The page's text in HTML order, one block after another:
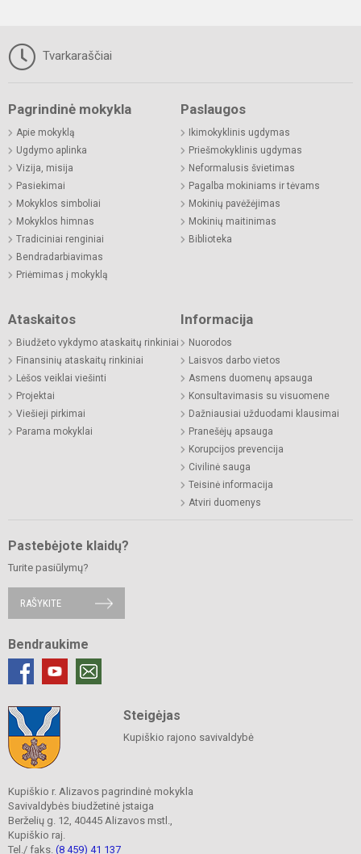
Tvarkaraščiai
Pagrindinė mokykla
Apie mokyklą
Ugdymo aplinka
Vizija, misija
Pasiekimai
Mokyklos simboliai
Mokyklos himnas
Tradiciniai renginiai
Bendradarbiavimas
Priėmimas į mokyklą
Paslaugos
Ikimokyklinis ugdymas
Priešmokyklinis ugdymas
Neformalusis švietimas
Pagalba mokiniams ir tėvams
Mokinių pavėžėjimas
Mokinių maitinimas
Biblioteka
Ataskaitos
Biudžeto vykdymo ataskaitų rinkiniai
Finansinių ataskaitų rinkiniai
Lėšos veiklai viešinti
Projektai
Viešieji pirkimai
Parama mokyklai
Informacija
Nuorodos
Laisvos darbo vietos
Asmens duomenų apsauga
Konsultavimasis su visuomene
Dažniausiai užduodami klausimai
Pranešėjų apsauga
Korupcijos prevencija
Civilinė sauga
Teisinė informacija
Atviri duomenys
Pastebėjote klaidų?
Turite pasiūlymų?
RAŠYKITE
Bendraukime
Steigėjas
Kupiškio rajono savivaldybė
Kupiškio r. Alizavos pagrindinė mokykla
Savivaldybės biudžetinė įstaiga
Berželių g. 12, 40445 Alizavos mstl.,
Kupiškio raj.
Tel./ faks. (8 459) 41 137